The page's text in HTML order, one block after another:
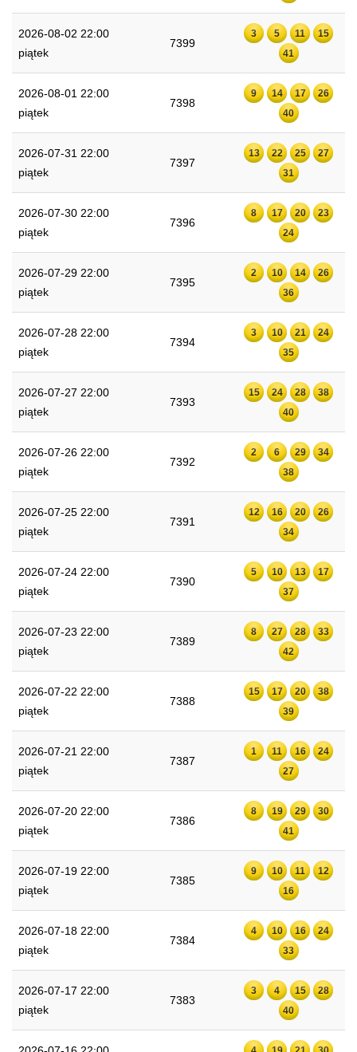
2026-08-02 22:00
piątek
7399
3 5 11
15
41
2026-08-01 22:00
piątek
7398
9 14 17
26
40
2026-07-31 22:00
piątek
7397
13 22 25
27
31
2026-07-30 22:00
piątek
7396
8 17 20
23
24
2026-07-29 22:00
piątek
7395
2 10 14
26
36
2026-07-28 22:00
piątek
7394
3 10 21
24
35
2026-07-27 22:00
piątek
7393
15 24 28
38
40
2026-07-26 22:00
piątek
7392
2 6 29
34
38
2026-07-25 22:00
piątek
7391
12 16 20
26
34
2026-07-24 22:00
piątek
7390
5 10 13
17
37
2026-07-23 22:00
piątek
7389
8 27 28
33
42
2026-07-22 22:00
piątek
7388
15 17 20
38
39
2026-07-21 22:00
piątek
7387
1 11 16
24
27
2026-07-20 22:00
piątek
7386
8 19 29
30
41
2026-07-19 22:00
piątek
7385
9 10 11
12
16
2026-07-18 22:00
piątek
7384
4 10 16
24
33
2026-07-17 22:00
piątek
7383
3 4 15
28
40